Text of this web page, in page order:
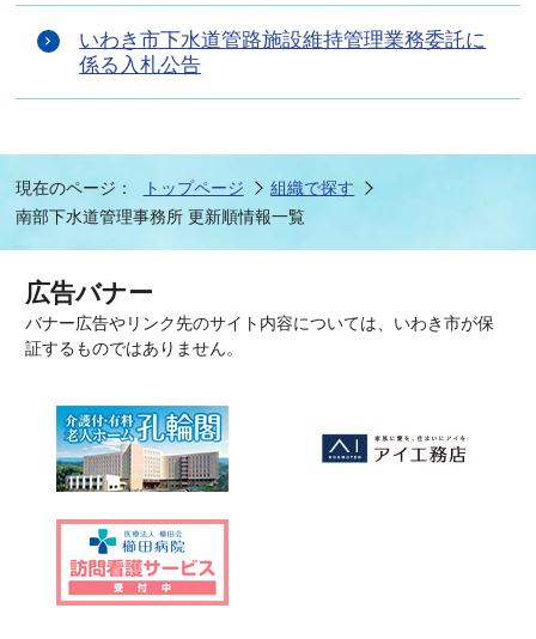
いわき市下水道管路施設維持管理業務委託に
係る入札公告
現在のページ： トップページ
組織で探す
南部下水道管理事務所 更新順情報一覧
広告バナー
バナー広告やリンク先のサイト内容については、いわき市が保
証するものではありません。